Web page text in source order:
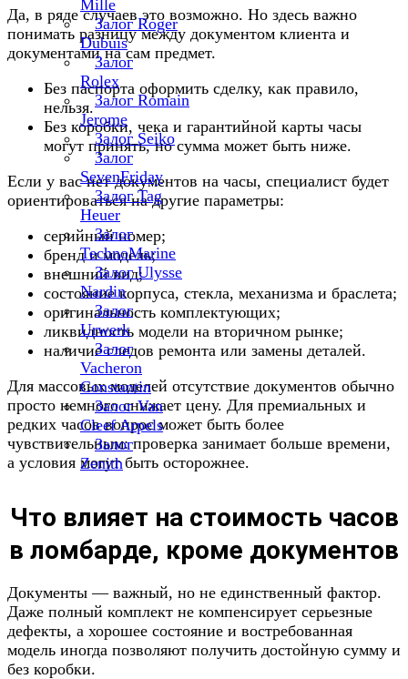
Mille
Залог Roger
Dubuis
Залог
Rolex
Залог Romain
Jerome
Залог Seiko
Залог
SevenFriday
Залог Tag
Heuer
Залог
TechnoMarine
Залог Ulysse
Nardin
Залог
Urwerk
Залог
Vacheron
Constantin
Залог Van
Cleef Arpels
Залог
Zenith
Да, в ряде случаев это возможно. Но здесь важно
понимать разницу между документом клиента и
документами на сам предмет.
Без паспорта оформить сделку, как правило,
нельзя.
Без коробки, чека и гарантийной карты часы
могут принять, но сумма может быть ниже.
Если у вас нет документов на часы, специалист будет
ориентироваться на другие параметры:
серийный номер;
бренд и модель;
внешний вид;
состояние корпуса, стекла, механизма и браслета;
оригинальность комплектующих;
ликвидность модели на вторичном рынке;
наличие следов ремонта или замены деталей.
Для массовых моделей отсутствие документов обычно
просто немного снижает цену. Для премиальных и
редких часов вопрос может быть более
чувствительным: проверка занимает больше времени,
а условия могут быть осторожнее.
Что влияет на стоимость часов
в ломбарде, кроме документов
Документы — важный, но не единственный фактор.
Даже полный комплект не компенсирует серьезные
дефекты, а хорошее состояние и востребованная
модель иногда позволяют получить достойную сумму и
без коробки.